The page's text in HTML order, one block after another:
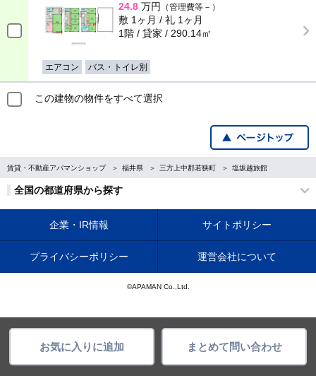
24.8 万円 （管理費等－）
敷 1ヶ月 / 礼 1ヶ月
1階 / 貸家 / 290.14㎡
エアコン バス・トイレ別
この建物の物件をすべて選択
お気に入りに追加 まとめて問い合わせ
賃貸・不動産アパマンショップ 福井県 三方上中郡若狭町 塩坂越旅館
全国の都道府県から探す
企業・IR情報 サイトポリシー
プライバシーポリシー 運営会社について
©APAMAN Co.,Ltd.